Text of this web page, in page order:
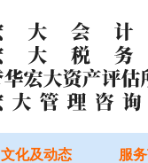
文化及动态 服